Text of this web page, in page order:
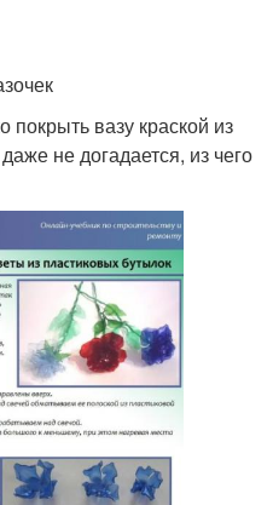
покрыть вазу краской из
не догадается, из чего